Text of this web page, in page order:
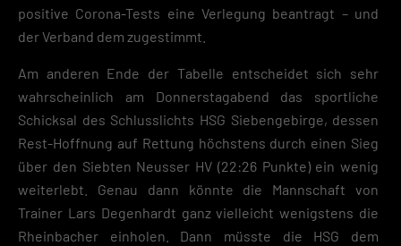
positive Corona-Tests eine Verlegung beantragt – und
der Verband dem zugestimmt.
Am anderen Ende der Tabelle entscheidet sich sehr
wahrscheinlich am Donnerstagabend das sportliche
Schicksal des Schlusslichts HSG Siebengebirge, dessen
Rest-Hoffnung auf Rettung höchstens durch einen Sieg
über den Siebten Neusser HV (22:26 Punkte) ein wenig
weiterlebt. Genau dann könnte die Mannschaft von
Trainer Lars Degenhardt ganz vielleicht wenigstens die
Rheinbacher einholen. Dann müsste die HSG dem
einwandfreie Funktion der Website erforderlich.
Cookie-Informationen anzeigen
Datenschutzerklärung